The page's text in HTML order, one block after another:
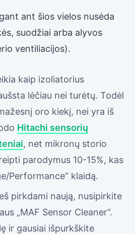
ant šios vielos nusėda
suodžiai arba alyvos
ventiliacijos).
kaip izoliatorius
lėčiau nei turėtų. Todėl
oro kiekį, nei yra iš
Hitachi sensorių
, net mikronų storio
parodymus 10-15%, kas
Performance“ klaidą.
pirkdami naują, nusipirkite
„MAF Sensor Cleaner“.
ir gausiai išpurkškite